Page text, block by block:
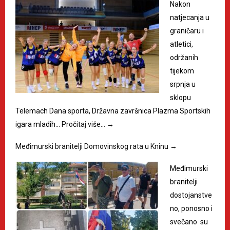
Nakon
natjecanja u
graničaru i
atletici,
održanih
tijekom
srpnja u
sklopu
Telemach Dana sporta, Državna završnica Plazma Sportskih
igara mladih…
Pročitaj više… →
Međimurski branitelji Domovinskog rata u Kninu →
Međimurski
branitelji
dostojanstve
no, ponosno i
svečano su